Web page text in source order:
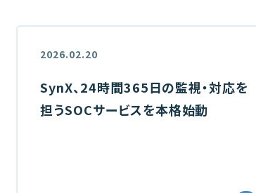
2026.02.20
SynX、24時間365日の監視・対応を
担うSOCサービスを本格始動